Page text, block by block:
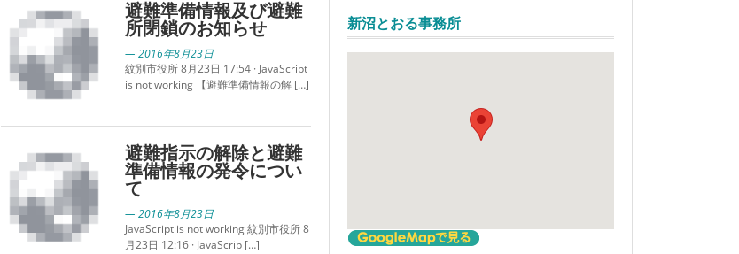
避難準備情報及び避難
所閉鎖のお知らせ
— 2016年8月23日
紋別市役所 8月23日 17:54 · JavaScript
is not working 【避難準備情報の解 […]
避難指示の解除と避難
準備情報の発令につい
て
— 2016年8月23日
JavaScript is not working 紋別市役所 8
月23日 12:16 · JavaScrip […]
新沼とおる事務所